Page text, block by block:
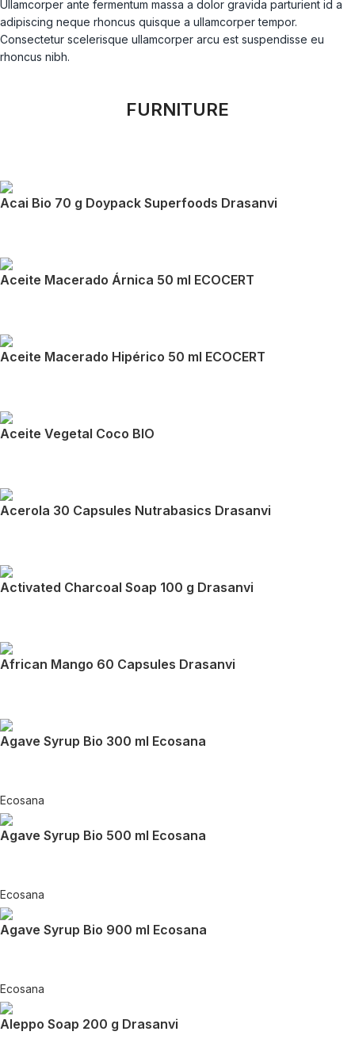
Ullamcorper ante fermentum massa a dolor gravida parturient id a
adipiscing neque rhoncus quisque a ullamcorper tempor.
Consectetur scelerisque ullamcorper arcu est suspendisse eu
rhoncus nibh.
FURNITURE
Acai Bio 70 g Doypack Superfoods Drasanvi
Aceite Macerado Árnica 50 ml ECOCERT
Aceite Macerado Hipérico 50 ml ECOCERT
Aceite Vegetal Coco BIO
Acerola 30 Capsules Nutrabasics Drasanvi
Activated Charcoal Soap 100 g Drasanvi
African Mango 60 Capsules Drasanvi
Agave Syrup Bio 300 ml Ecosana
Ecosana
Agave Syrup Bio 500 ml Ecosana
Ecosana
Agave Syrup Bio 900 ml Ecosana
Ecosana
Aleppo Soap 200 g Drasanvi